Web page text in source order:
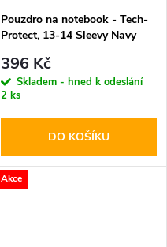
Pouzdro na notebook - Tech-
Protect, 13-14 Sleevy Navy
396 Kč
Skladem - hned k odeslání
2 ks
DO KOŠÍKU
Akce